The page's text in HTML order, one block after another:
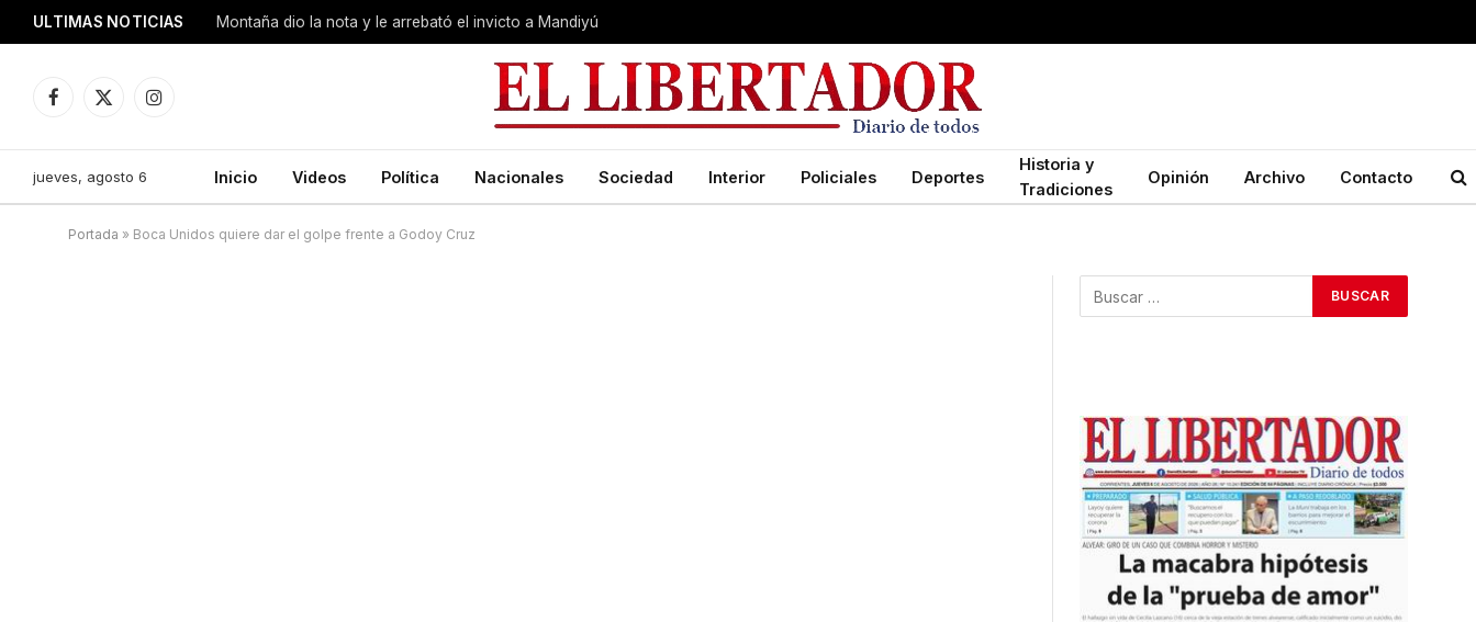
ULTIMAS NOTICIAS Montaña dio la nota y le arrebató el invicto a Mandiyú
Facebook
X
Instagram
jueves, agosto 6 Inicio Videos Política Nacionales Sociedad Interior Policiales Deportes
Historia y
Tradiciones
Opinión Archivo Contacto
Portada » Boca Unidos quiere dar el golpe frente a Godoy Cruz